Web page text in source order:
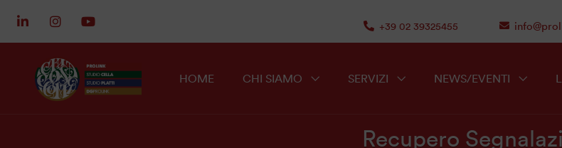
+39 02 39325455
HOME CHI SIAMO SERVIZI NEWS/EVENTI
Recupero